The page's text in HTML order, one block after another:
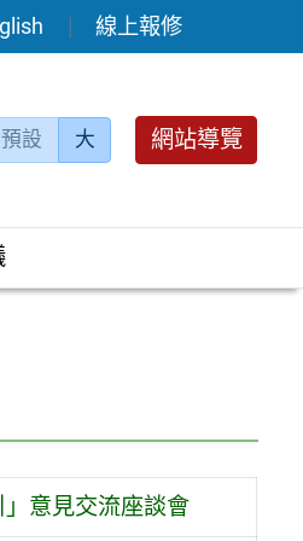
線上報修
預設 大 網站導覽
意見交流座談會